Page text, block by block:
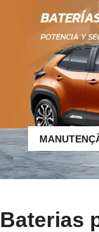
Baterias